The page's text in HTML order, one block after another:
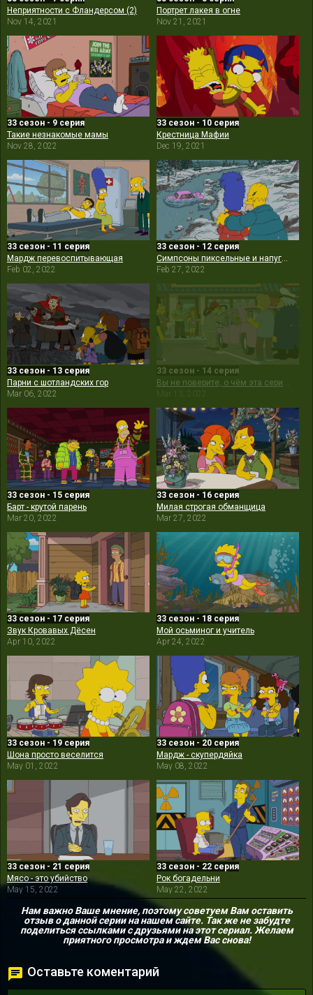
Неприятности с Фландерсом (2)
Nov 14, 2021
Портрет лакея в огне
Nov 21, 2021
33 сезон - 9 серия
Такие незнакомые мамы
Nov 28, 2022
33 сезон - 10 серия
Крестница Мафии
Dec 19, 2021
33 сезон - 11 серия
Мардж перевоспитывающая
Feb 02, 2022
33 сезон - 12 серия
Симпсоны пиксельные и напуганные
Feb 27, 2022
33 сезон - 13 серия
Парни с шотландских гор
Mar 06, 2022
33 сезон - 14 серия
Вы не поверите, о чём эта серия. Третий акт вас шокирует
Mar 13, 2022
33 сезон - 15 серия
Барт - крутой парень
Mar 20, 2022
33 сезон - 16 серия
Милая строгая обманщица
Mar 27, 2022
33 сезон - 17 серия
Звук Кровавых Дёсен
Apr 10, 2022
33 сезон - 18 серия
Мой осьминог и учитель
Apr 24, 2022
33 сезон - 19 серия
Шона просто веселится
May 01, 2022
33 сезон - 20 серия
Мардж - скупердяйка
May 08, 2022
33 сезон - 21 серия
Мясо - это убийство
May 15, 2022
33 сезон - 22 серия
Рок богадельни
May 22, 2022
Нам важно Ваше мнение, поэтому советуем Вам оставить
отзыв о данной серии на нашем сайте. Так же не забудте
поделиться ссылками с друзьями на этот сериал. Желаем
приятного просмотра и ждем Вас снова!
Оставьте коментарий